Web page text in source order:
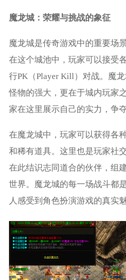
魔龙城：荣耀与挑战的象征
魔龙城是传奇游戏中的重要场
在这个城池中，玩家可以接受
行PK（Player Kill）对战。魔
怪物的强大，更在于城内玩家
家在这里展示自己的实力，争
在魔龙城中，玩家可以获得各
和稀有道具。这里也是玩家社
在此结识志同道合的伙伴，组
世界。魔龙城的每一场战斗都
人感受到角色扮演游戏的真实魅